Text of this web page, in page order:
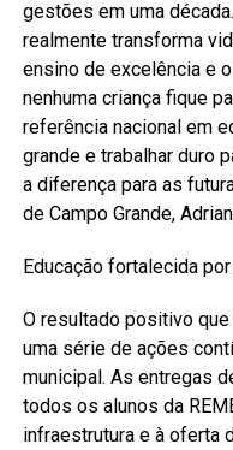
gestões em uma
realmente transforma
ensino de excelência e
nenhuma criança fique
referência nacional em
grande e trabalhar duro
a diferença para as
de Campo Grande,
Educação fortalecida
O resultado positivo
uma série de ações
municipal. As entregas
todos os alunos da
infraestrutura e à oferta